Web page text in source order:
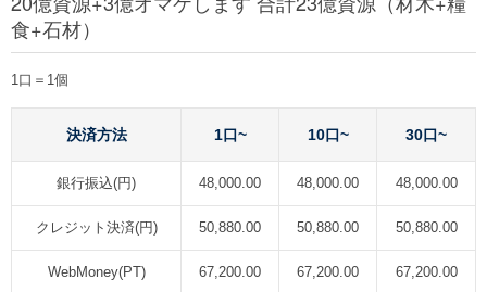
食+石材）
1口＝1個
決済方法 1口~ 10口~ 30口~
銀行振込(円) 48,000.00 48,000.00 48,000.00
クレジット決済(円) 50,880.00 50,880.00 50,880.00
WebMoney(PT) 67,200.00 67,200.00 67,200.00